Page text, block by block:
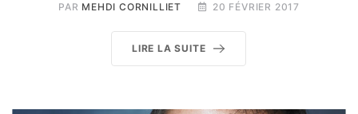
PAR MEHDI CORNILLIET 20 FÉVRIER 2017
LIRE LA SUITE